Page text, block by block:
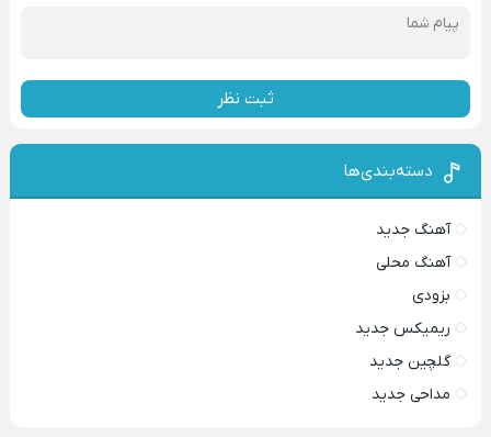
ثبت نظر
دسته‌بندی‌ها
آهنگ جدید
آهنگ محلی
بزودی
ریمیکس جدید
گلچین جدید
مداحی جدید